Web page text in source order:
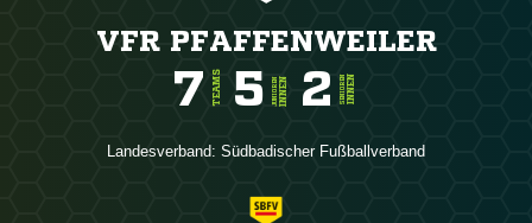
VFR PFAFFENWEILER
7 TEAMS 5 JUNIORENINNEN 2 SENIORENINNEN
Landesverband: Südbadischer Fußballverband